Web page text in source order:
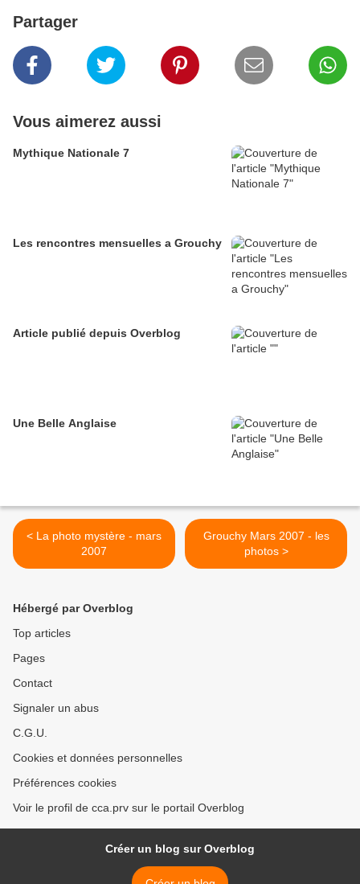
Partager
Vous aimerez aussi
Mythique Nationale 7
Les rencontres mensuelles a Grouchy
Article publié depuis Overblog
Une Belle Anglaise
< La photo mystère - mars
2007
Grouchy Mars 2007 - les
photos >
Hébergé par Overblog
Top articles
Pages
Contact
Signaler un abus
C.G.U.
Cookies et données personnelles
Préférences cookies
Voir le profil de cca.prv sur le portail Overblog
Créer un blog sur Overblog